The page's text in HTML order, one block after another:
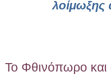
λοίμωξης
Το Φθινόπωρο και